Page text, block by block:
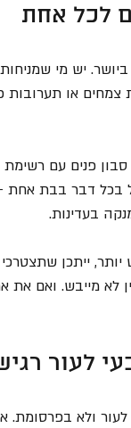
לכל אחת
יש מי
צמחים או תערובות
פנים עם
דבר בבת אחת -
בעדינות.
ייתכן
לא מייבש. ואם את
לעור
ולא בפרסומת.